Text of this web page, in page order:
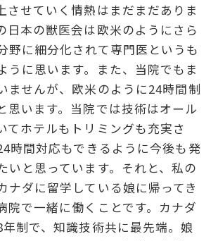
させていく情熱はまだまだありま
日本の獣医会は欧米のようにさら
野に細分化されて専門医というも
うに思います。また、当院でもま
ませんが、欧米のように24時間制
思います。当院では技術はオール
てホテルもトリミングも充実さ
時間対応もできるように今後も発
いと思っています。それと、私の
ナダに留学している娘に帰ってき
院で一緒に働くことです。カナダ
制で、知識技術共に最先端。娘